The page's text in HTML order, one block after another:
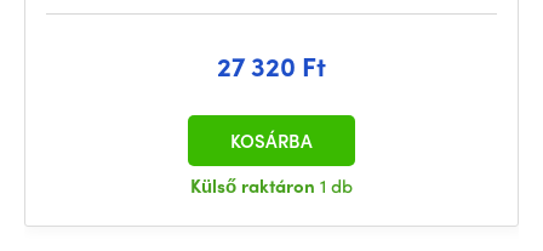
27 320 Ft
Külső raktáron 1 db
KOSÁRBA